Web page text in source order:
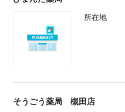
所在地
そうごう薬局 槻田店